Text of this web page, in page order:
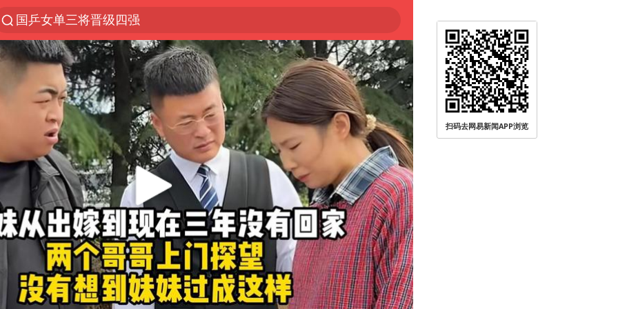
国乒女单三将晋级四强
光影经济撬动暑期消费新蓝海
陈思诚零点晒照为佟丽娅庆生
马克·艾伦退出斯诺克中国公开赛
郑丽文：台湾从来没有“独立”过
新疆优化调整景区内自驾服务费
情侣平潭拍日出坠崖1死1伤
梁家辉：到内地拍戏不是北上是回归
全民健身事业高质量发展
台当局重金为“台独”织“皇帝新衣”
几元成本的AI广告导致千万市值蒸发
老挝国会主席赛宋蓬逝世
扫码去网易新闻APP浏览